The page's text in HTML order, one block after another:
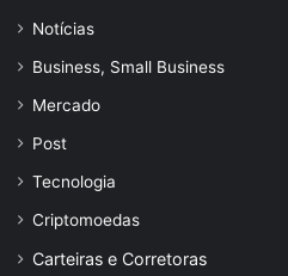
Notícias
Business, Small Business
Mercado
Post
Tecnologia
Criptomoedas
Carteiras e Corretoras